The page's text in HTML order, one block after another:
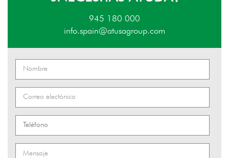
945 180 000
info.spain@atusagroup.com